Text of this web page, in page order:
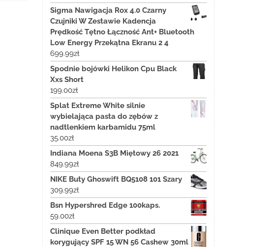
Sigma Nawigacja Rox 4.0 Czarny
Czujniki W Zestawie Kadencja
Prędkość Tętno Łączność Ant+ Bluetooth
Low Energy Przekątna Ekranu 2 4
699.99zł
Spodnie bojówki Helikon Cpu Black
Xxs Short
199.00zł
Splat Extreme White silnie
wybielająca pasta do zębów z
nadtlenkiem karbamidu 75ml
35.00zł
Indiana Moena S3B Miętowy 26 2021
849.99zł
NIKE Buty Ghoswift BQ5108 101 Szary
309.99zł
Bsn Hypershred Edge 100kaps.
59.00zł
Clinique Even Better podkład
korygujący SPF 15 WN 56 Cashew 30ml